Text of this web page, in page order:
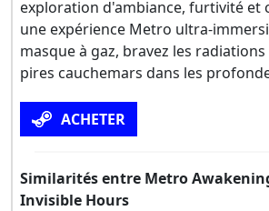
exploration d'ambiance, furtivité et
une expérience Metro ultra-
masque à gaz, bravez les
pires cauchemars dans les
ACHETER
Similarités entre Metro
Invisible Hours